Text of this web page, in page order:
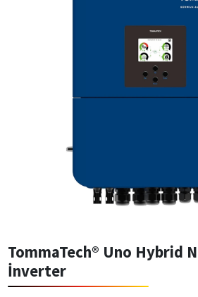
TommaTech® Uno Hybrid
İnverter